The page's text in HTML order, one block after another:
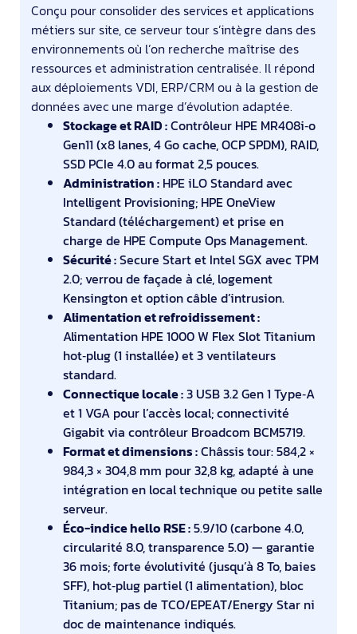
Conçu pour consolider des services et applications
métiers sur site, ce serveur tour s’intègre dans des
environnements où l’on recherche maîtrise des
ressources et administration centralisée. Il répond
aux déploiements VDI, ERP/CRM ou à la gestion de
données avec une marge d’évolution adaptée.
Stockage et RAID :Contrôleur HPE MR408i‑o
Gen11 (x8 lanes, 4 Go cache, OCP SPDM), RAID,
SSD PCIe 4.0 au format 2,5 pouces.
Administration : HPE iLO Standard avec
Intelligent Provisioning; HPE OneView
Standard (téléchargement) et prise en
charge de HPE Compute Ops Management.
Sécurité :Secure Start et Intel SGX avec TPM
2.0; verrou de façade à clé, logement
Kensington et option câble d’intrusion.
Alimentation et refroidissement :
Alimentation HPE 1000 W Flex Slot Titanium
hot‑plug (1 installée) et 3 ventilateurs
standard.
Connectique locale :3 USB 3.2 Gen 1 Type‑A
et 1 VGA pour l’accès local; connectivité
Gigabit via contrôleur Broadcom BCM5719.
Format et dimensions :Châssis tour: 584,2 ×
984,3 × 304,8 mm pour 32,8 kg, adapté à une
intégration en local technique ou petite salle
serveur.
Éco-indice hello RSE :5.9/10 (carbone 4.0,
circularité 8.0, transparence 5.0) — garantie
36 mois; forte évolutivité (jusqu’à 8 To, baies
SFF), hot‑plug partiel (1 alimentation), bloc
Titanium; pas de TCO/EPEAT/Energy Star ni
doc de maintenance indiqués.